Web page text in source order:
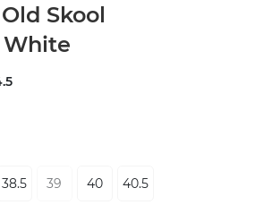
Skool
White
38.5 39 40 40.5